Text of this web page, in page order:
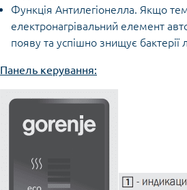
Функція Антилегіонелла. Якщо
електронагрівальний елемент
появу та успішно знищує бактерії
Панель керування: